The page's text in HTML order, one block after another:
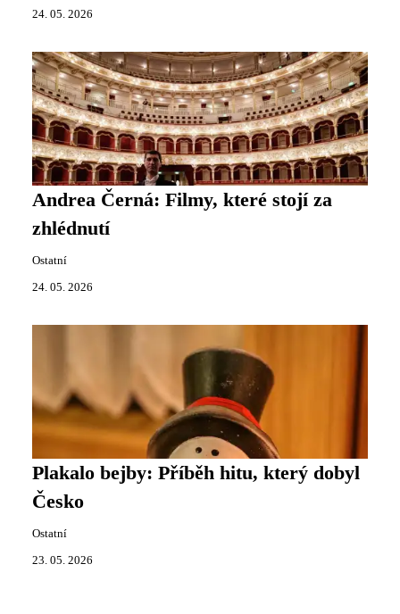
24. 05. 2026
Andrea Černá: Filmy, které stojí za
zhlédnutí
Ostatní
24. 05. 2026
Plakalo bejby: Příběh hitu, který dobyl
Česko
Ostatní
23. 05. 2026